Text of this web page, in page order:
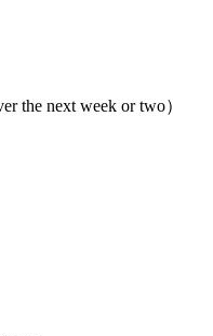
next week or two）